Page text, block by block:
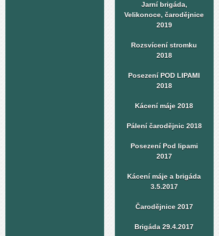
Jarní brigáda,
Velikonoce, čarodějnice
2019
Rozsvícení stromku
2018
Posezení POD LIPAMI
2018
Kácení máje 2018
Pálení čarodějnic 2018
Posezení Pod lipami
2017
Kácení máje a brigáda
3.5.2017
Čarodějnice 2017
Brigáda 29.4.2017